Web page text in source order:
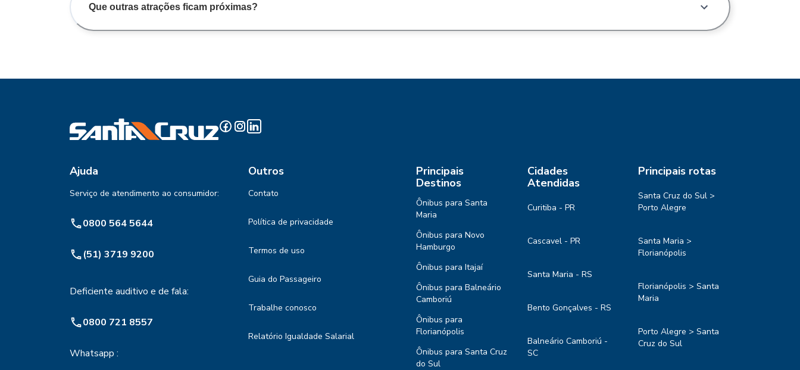
Que outras atrações ficam próximas?
Ajuda
Serviço de atendimento ao consumidor:
0800 564 5644
(51) 3719 9200
Deficiente auditivo e de fala:
0800 721 8557
Whatsapp :
Outros
Contato
Política de privacidade
Termos de uso
Guia do Passageiro
Trabalhe conosco
Relatório Igualdade Salarial
Principais
Destinos
Ônibus para Santa
Maria
Ônibus para Novo
Hamburgo
Ônibus para Itajaí
Ônibus para Balneário
Camboriú
Ônibus para
Florianópolis
Ônibus para Santa Cruz
do Sul
Cidades
Atendidas
Curitiba - PR
Cascavel - PR
Santa Maria - RS
Bento Gonçalves - RS
Balneário Camboriú -
SC
Principais rotas
Santa Cruz do Sul >
Porto Alegre
Santa Maria >
Florianópolis
Florianópolis > Santa
Maria
Porto Alegre > Santa
Cruz do Sul